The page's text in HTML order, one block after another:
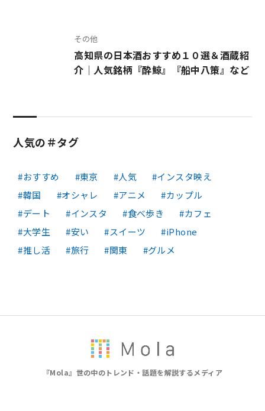
その他
高知県の日本酒おすすめ１０選＆酒蔵紹
介｜人気銘柄『酔鯨』『船中八策』など
人気の＃タグ
おすすめ 東京 人気
インスタ映え
韓国
オシャレ アニメ
カップル
デート
インスタ 食べ歩き
カフェ
大学生
安い スイーツ
iPhone
推し活
旅行 関東 グルメ
『Mola』世の中のトレンド・話題を解説するメディア